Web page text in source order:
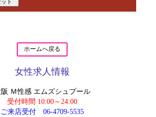
ホームへ戻る
女性求人情報
阪 Ｍ性感 エムズシュプール
受付時間 10:00～24:00
ご来店受付 06-4709-5535